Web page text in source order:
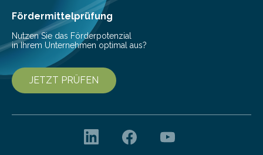
Fördermittelprüfung
Nutzen Sie das Förderpotenzial
in Ihrem Unternehmen optimal aus?
JETZT PRÜFEN